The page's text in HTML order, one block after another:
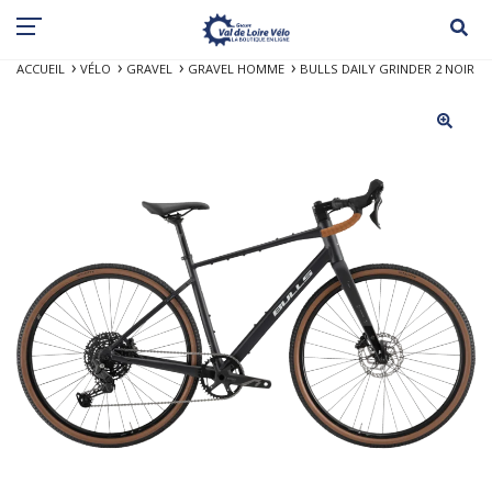
ACCUEIL VÉLO GRAVEL GRAVEL HOMME BULLS DAILY GRINDER 2 NOIR